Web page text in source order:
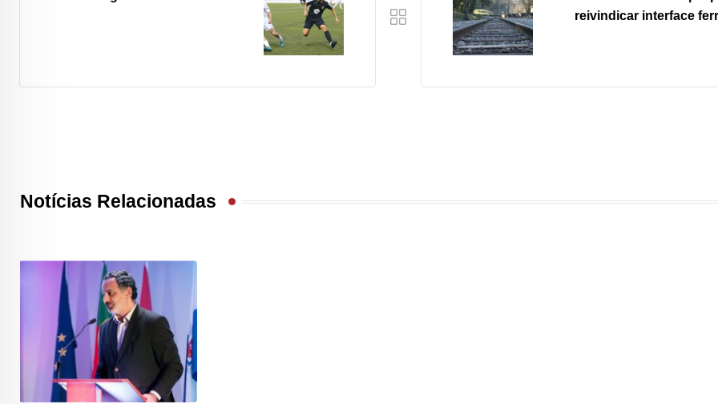
reivindicar interface
Notícias Relacionadas